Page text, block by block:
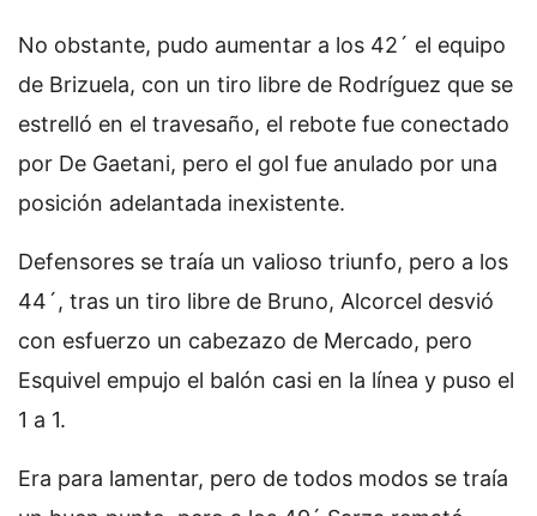
No obstante, pudo aumentar a los 42´ el equipo
de Brizuela, con un tiro libre de Rodríguez que se
estrelló en el travesaño, el rebote fue conectado
por De Gaetani, pero el gol fue anulado por una
posición adelantada inexistente.
Defensores se traía un valioso triunfo, pero a los
44´, tras un tiro libre de Bruno, Alcorcel desvió
con esfuerzo un cabezazo de Mercado, pero
Esquivel empujo el balón casi en la línea y puso el
1 a 1.
Era para lamentar, pero de todos modos se traía